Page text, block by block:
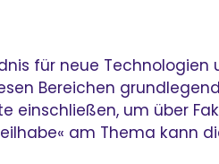
für neue
Bereichen
einschließen, um über
am Thema